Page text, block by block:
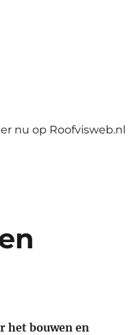
nu op Roofvisweb.nl
het bouwen en